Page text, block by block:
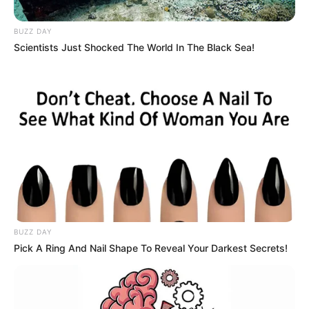
Foto referencial-Colprensa
Los patrulleros deberán responder por el delito de hurto
calificado y agravado.
Por:Maira Arbeláez Camaño
BUZZ DAY
Scientists Just Shocked The World In The Black Sea!
BUZZ DAY
Pick A Ring And Nail Shape To Reveal Your Darkest Secrets!